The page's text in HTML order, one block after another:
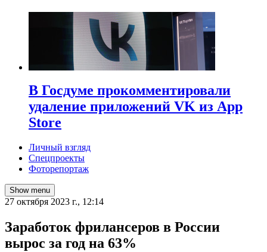
В Госдуме прокомментировали
удаление приложений VK из App
Store
Личный взгляд
Спецпроекты
Фоторепортаж
Show menu
27 октября 2023 г., 12:14
Заработок фрилансеров в России
вырос за год на 63%